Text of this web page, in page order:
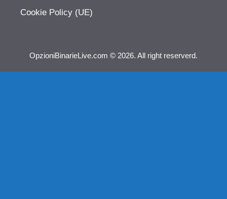
Cookie Policy (UE)
OpzioniBinarieLive.com © 2026. All right reserverd.